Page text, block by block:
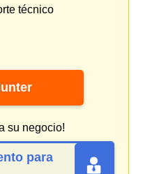
técnico
su negocio!
para